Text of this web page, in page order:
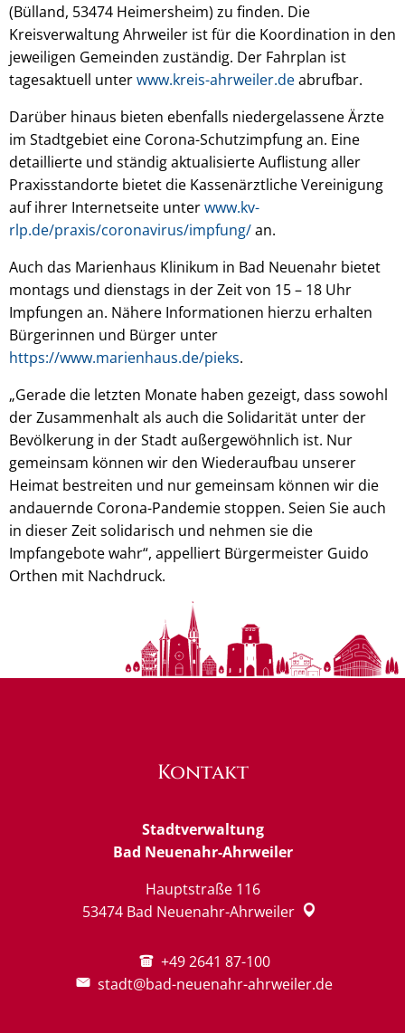
(Bülland, 53474 Heimersheim) zu finden. Die
Kreisverwaltung Ahrweiler ist für die Koordination in den
jeweiligen Gemeinden zuständig. Der Fahrplan ist
tagesaktuell unterwww.kreis-ahrweiler.deabrufbar.
Darüber hinaus bieten ebenfalls niedergelassene Ärzte
im Stadtgebiet eine Corona-Schutzimpfung an. Eine
detaillierte und ständig aktualisierte Auflistung aller
Praxisstandorte bietet die Kassenärztliche Vereinigung
auf ihrer Internetseite unterwww.kv-
rlp.de/praxis/coronavirus/impfung/an.
Auch das Marienhaus Klinikum in Bad Neuenahr bietet
montags und dienstags in der Zeit von 15 – 18 Uhr
Impfungen an. Nähere Informationen hierzu erhalten
Bürgerinnen und Bürger unter
https://www.marienhaus.de/pieks.
„Gerade die letzten Monate haben gezeigt, dass sowohl
der Zusammenhalt als auch die Solidarität unter der
Bevölkerung in der Stadt außergewöhnlich ist. Nur
gemeinsam können wir den Wiederaufbau unserer
Heimat bestreiten und nur gemeinsam können wir die
andauernde Corona-Pandemie stoppen. Seien Sie auch
in dieser Zeit solidarisch und nehmen sie die
Impfangebote wahr“, appelliert Bürgermeister Guido
Orthen mit Nachdruck.
Kontakt
Stadtverwaltung
Bad Neuenahr-Ahrweiler
Hauptstraße 116
53474 Bad Neuenahr-Ahrweiler
+49 2641 87-100
stadt@bad-neuenahr-ahrweiler.de